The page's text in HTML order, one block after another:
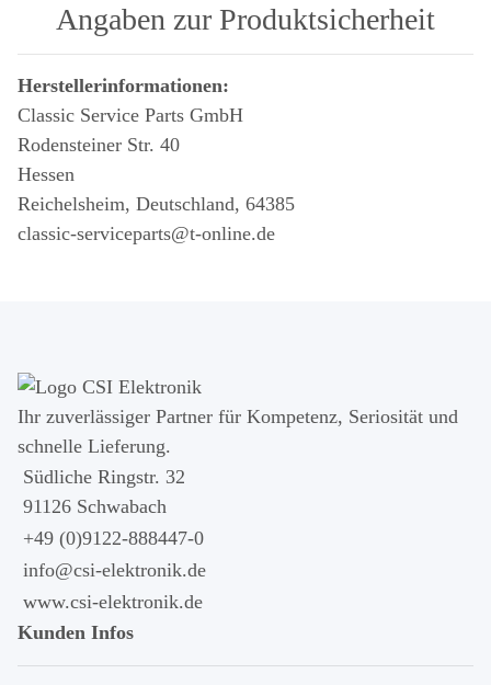
Angaben zur Produktsicherheit
Herstellerinformationen:
Classic Service Parts GmbH
Rodensteiner Str. 40
Hessen
Reichelsheim, Deutschland, 64385
classic-serviceparts@t-online.de
Ihr zuver­läs­siger Partner für Kom­pe­tenz, Seri­osi­tät und
schnel­le Lie­ferung.
Südliche Ringstr. 32
91126 Schwabach
+49 (0)9122-888447-0
info@csi-elektronik.de
www.csi-elektronik.de
Kunden Infos